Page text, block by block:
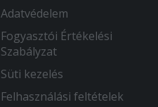
Adatvédelem
Fogyasztói Értékelési
Szabályzat
Süti kezelés
Felhasználási feltételek